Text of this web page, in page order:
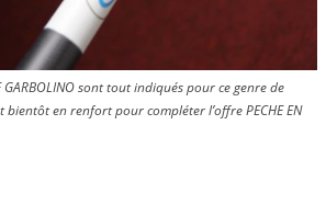
GARBOLINO sont tout indiqués pour ce genre de
bientôt en renfort pour compléter l’offre PECHE EN